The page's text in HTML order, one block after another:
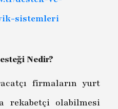
sistemleri
Nedir?
firmaların yurt
rekabetçi olabilmesi